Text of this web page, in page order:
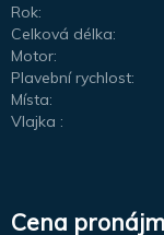
Rok:
Celková délka:
Motor:
Plavební rychlost:
Místa:
Vlajka :
Cena